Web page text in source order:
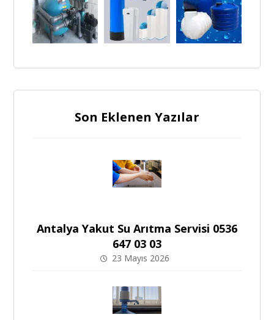
Son Eklenen Yazılar
Antalya Yakut Su Arıtma Servisi 0536
647 03 03
23 Mayıs 2026